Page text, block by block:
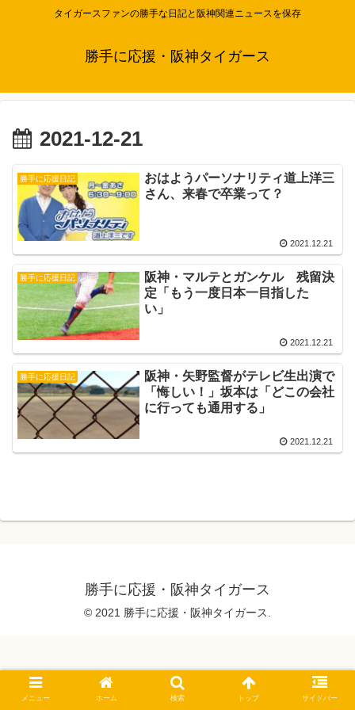
タイガースファンの勝手な日記と阪神関連ニュースを保存
勝手に応援・阪神タイガース
2021-12-21
勝手に応援日記
おはようパーソナリティ道上洋三
さん、来春で卒業って？
2021.12.21
勝手に応援日記
阪神・マルテとガンケル 残留決
定「もう一度日本一目指した
い」
2021.12.21
勝手に応援日記
阪神・矢野監督がテレビ生出演で
「悔しい！」坂本は「どこの会社
に行っても通用する」
2021.12.21
勝手に応援・阪神タイガース
© 2021 勝手に応援・阪神タイガース.
メニュー ホーム 検索 トップ サイドバー